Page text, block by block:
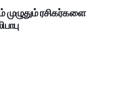
ரசிகர்களை